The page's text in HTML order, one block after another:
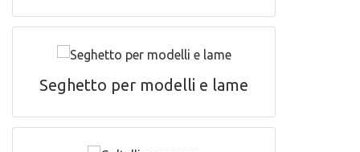
Seghetto per modelli e lame